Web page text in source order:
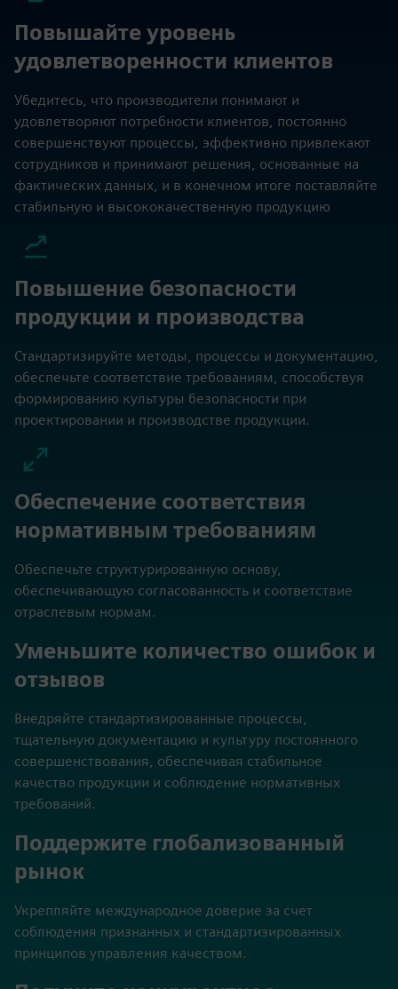
Повышайте уровень
удовлетворенности клиентов
Убедитесь, что производители понимают и
удовлетворяют потребности клиентов, постоянно
совершенствуют процессы, эффективно привлекают
сотрудников и принимают решения, основанные на
фактических данных, и в конечном итоге поставляйте
стабильную и высококачественную продукцию
Повышение безопасности
продукции и производства
Стандартизируйте методы, процессы и документацию,
обеспечьте соответствие требованиям, способствуя
формированию культуры безопасности при
проектировании и производстве продукции.
Обеспечение соответствия
нормативным требованиям
Обеспечьте структурированную основу,
обеспечивающую согласованность и соответствие
отраслевым нормам.
Уменьшите количество ошибок и
отзывов
Внедряйте стандартизированные процессы,
тщательную документацию и культуру постоянного
совершенствования, обеспечивая стабильное
качество продукции и соблюдение нормативных
требований.
Поддержите глобализованный
рынок
Укрепляйте международное доверие за счет
соблюдения признанных и стандартизированных
принципов управления качеством.